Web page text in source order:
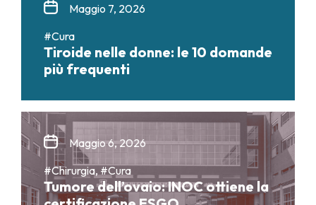
Maggio 7, 2026
#Cura
Tiroide nelle donne: le 10 domande
più frequenti
Maggio 6, 2026
#Chirurgia, #Cura
Tumore dell’ovaio: INOC ottiene la